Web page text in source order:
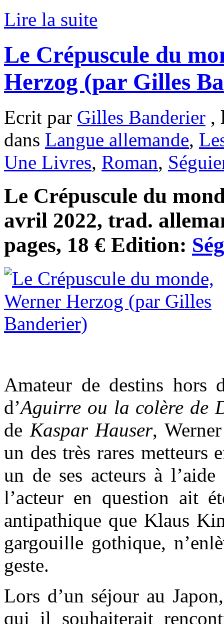
Lire la suite
Le Crépuscule du
Herzog (par Gilles
Ecrit par Gilles Banderier ,
dans Langue allemande,
Une Livres, Roman,
Le Crépuscule du
avril 2022, trad.
pages, 18 € Edition:
Amateur de destins hors
d’Aguirre ou la colère de
de Kaspar Hauser,
un des très rares metteurs
un de ses acteurs à
l’acteur en question ait
antipathique que Klaus
gargouille gothique,
geste.
Lors d’un séjour au
qui il souhaiterait